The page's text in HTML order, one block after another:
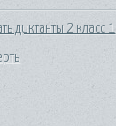
диктанты 2 класс 1